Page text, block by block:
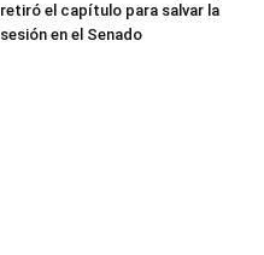
retiró el capítulo para salvar la
sesión en el Senado